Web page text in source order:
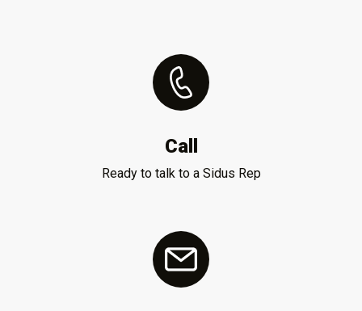
Call
Ready to talk to a Sidus Rep